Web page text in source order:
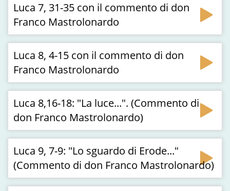
Luca 7, 31-35 con il commento di don
Franco Mastrolonardo
Luca 8, 4-15 con il commento di don
Franco Mastrolonardo
Luca 8,16-18: "La luce...". (Commento di
don Franco Mastrolonardo)
Luca 9, 7-9: "Lo sguardo di Erode..."
(Commento di don Franco Mastrolonardo)